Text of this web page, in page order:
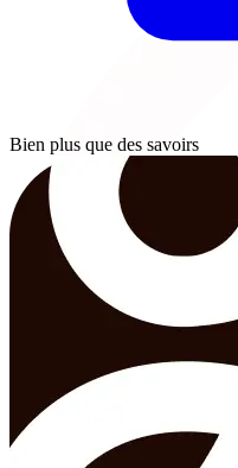
Bien plus que des savoirs